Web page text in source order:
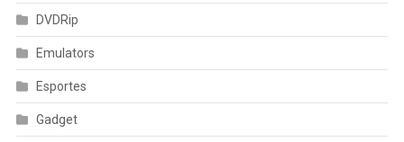
DVDRip
Emulators
Esportes
Gadget